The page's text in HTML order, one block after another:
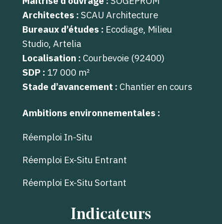
Architectes : SCAU Architecture
Bureaux d’études : Ecodiage, Milieu
Studio, Artelia
Localisation : Courbevoie (92400)
SDP : 17 000 m²
Stade d’avancement : Chantier en cours
Ambitions environnementales :
Réemploi In-Situ
Réemploi Ex-Situ Entrant
Réemploi Ex-Situ Sortant
Indicateurs